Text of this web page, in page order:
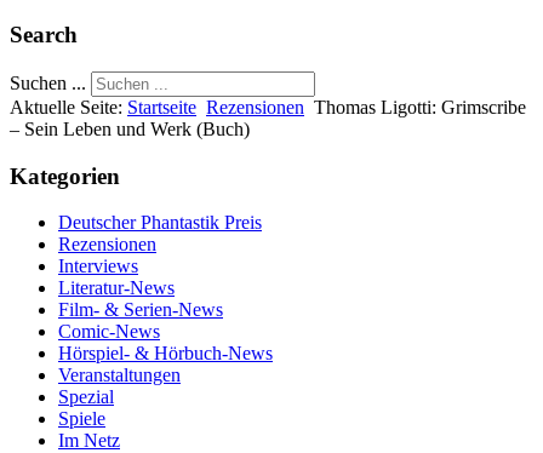
Search
Suchen ...
Aktuelle Seite: Startseite Rezensionen Thomas Ligotti: Grimscribe
– Sein Leben und Werk (Buch)
Kategorien
Deutscher Phantastik Preis
Rezensionen
Interviews
Literatur-News
Film- & Serien-News
Comic-News
Hörspiel- & Hörbuch-News
Veranstaltungen
Spezial
Spiele
Im Netz